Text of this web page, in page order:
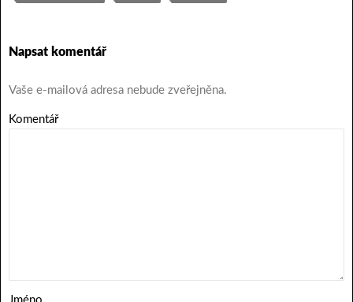
Napsat komentář
Vaše e-mailová adresa nebude zveřejněna.
Komentář